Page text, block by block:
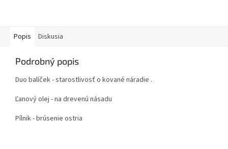
Popis Diskusia
Podrobný popis
Duo balíček - starostlivosť o kované náradie .
Ľanový olej - na drevenú násadu
Pílnik - brúsenie ostria